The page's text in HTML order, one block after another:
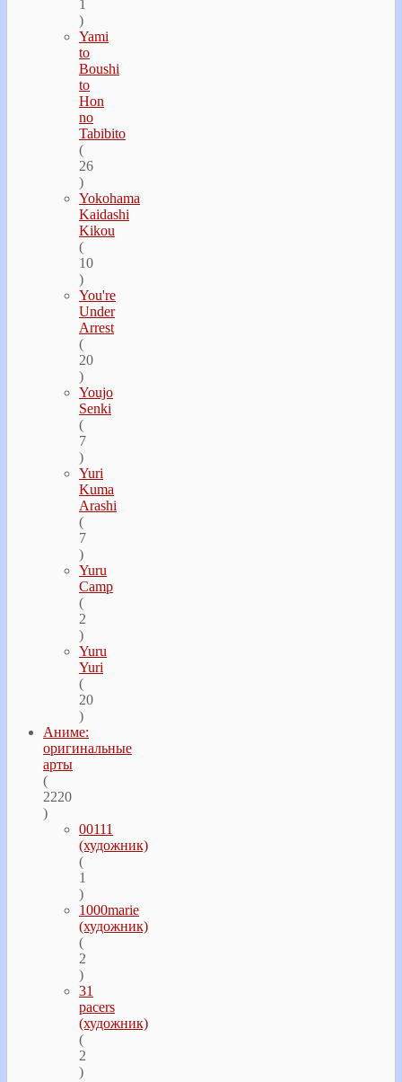
1
)
Yami
to
Boushi
to
Hon
no
Tabibito
(
26
)
Yokohama
Kaidashi
Kikou
(
10
)
You're
Under
Arrest
(
20
)
Youjo
Senki
(
7
)
Yuri
Kuma
Arashi
(
7
)
Yuru
Camp
(
2
)
Yuru
Yuri
(
20
)
Аниме:
оригинальные
арты
(
2220
)
00111
(художник)
(
1
)
1000marie
(художник)
(
2
)
31
pacers
(художник)
(
2
)